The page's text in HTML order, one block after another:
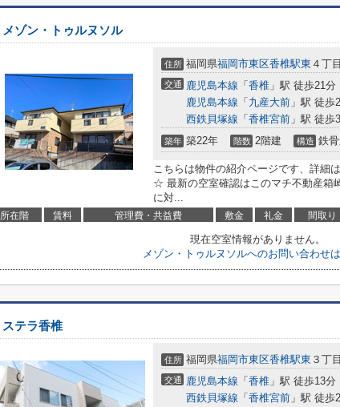
メゾン・トゥルヌソル
住所 福岡県福岡市東区香椎駅東 ４丁目
交通 鹿児島本線 「 香椎 」駅 徒歩21分
鹿児島本線 「 九産大前 」駅 徒歩
西鉄貝塚線 「 香椎宮前 」駅 徒歩
築年 築22年 階数 2階建 構造 鉄
こちらは物件の紹介ページです、詳細
☆ 最新の空室確認はこのマチ不動産箱
に対...
所在階 賃料 管理費・共益費 敷金 礼金 間取り
現在空室情報がありません。
メゾン・トゥルヌソルへのお問い合わせ
ステラ香椎
住所 福岡県福岡市東区香椎駅東 ３丁目
交通 鹿児島本線 「 香椎 」駅 徒歩13分
西鉄貝塚線 「 香椎宮前 」駅 徒歩